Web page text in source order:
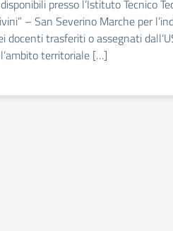
presso l’Istituto Tecnico
– San Severino Marche per
docenti trasferiti o assegnati
territoriale […]